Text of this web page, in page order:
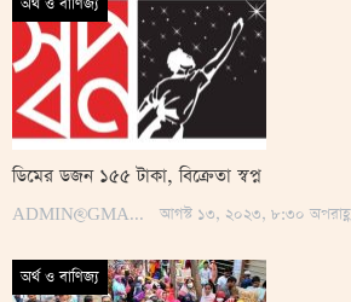
অর্থ ও বাণিজ্য
ডিমের ডজন ১৫৫ টাকা, বিক্রেতা স্বপ্ন
ADMIN@GMAIL.COM আগস্ট ১৩, ২০২৩, ৮:৩০ অপরাহ্ণ
অর্থ ও বাণিজ্য